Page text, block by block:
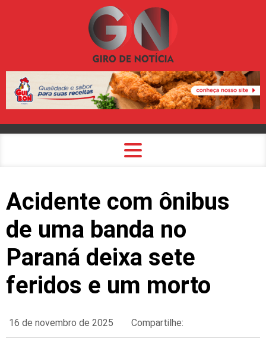
Acidente com ônibus
de uma banda no
Paraná deixa sete
feridos e um morto
16 de novembro de 2025 Compartilhe: